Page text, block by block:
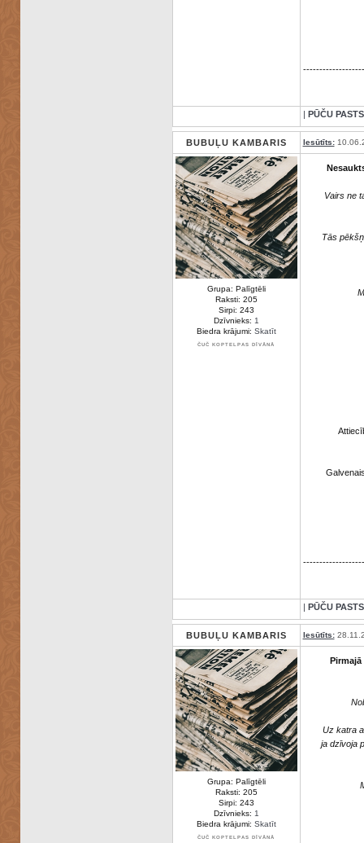
| PŪČU PASTS
BUBUĻU KAMBARIS Iesūtīts:
Grupa: Palīgtēli
Raksti: 205
Sirpi: 243
Dzīvnieks: 1
Biedra krājumi: Skatīt
ČUČ KOPTELPAS DĪVĀNĀ
Vairs ne
Tās
| PŪČU PASTS
BUBUĻU KAMBARIS Iesūtīts:
Grupa: Palīgtēli
Raksti: 205
Sirpi: 243
Dzīvnieks: 1
Biedra krājumi: Skatīt
ČUČ KOPTELPAS DĪVĀNĀ
Uz katra
ja dzīvoja